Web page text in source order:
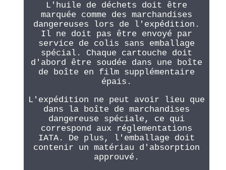
L'huile de déchets doit être
marquée comme des marchandises
dangereuses lors de l'expédition.
Il ne doit pas être envoyé par
service de colis sans emballage
spécial. Chaque cartouche doit
d'abord être soudée dans une boîte
de boîte en film supplémentaire
épais.
L'expédition ne peut avoir lieu que
dans la boîte de marchandises
dangereuse spéciale, ce qui
correspond aux réglementations
IATA. De plus, l'emballage doit
contenir un matériau d'absorption
approuvé.